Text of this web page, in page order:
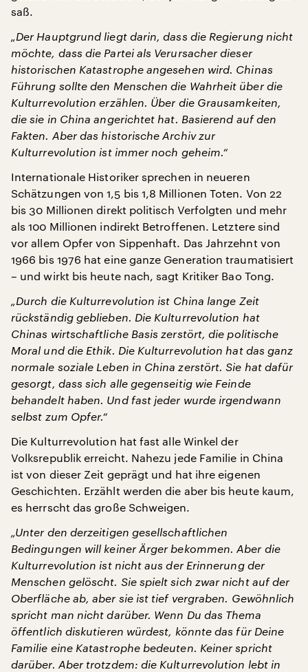
saß.
„Der Hauptgrund liegt darin, dass die Regierung nicht
möchte, dass die Partei als Verursacher dieser
historischen Katastrophe angesehen wird. Chinas
Führung sollte den Menschen die Wahrheit über die
Kulturrevolution erzählen. Über die Grausamkeiten,
die sie in China angerichtet hat. Basierend auf den
Fakten. Aber das historische Archiv zur
Kulturrevolution ist immer noch geheim.“
Internationale Historiker sprechen in neueren
Schätzungen von 1,5 bis 1,8 Millionen Toten. Von 22
bis 30 Millionen direkt politisch Verfolgten und mehr
als 100 Millionen indirekt Betroffenen. Letztere sind
vor allem Opfer von Sippenhaft. Das Jahrzehnt von
1966 bis 1976 hat eine ganze Generation traumatisiert
– und wirkt bis heute nach, sagt Kritiker Bao Tong.
„Durch die Kulturrevolution ist China lange Zeit
rückständig geblieben. Die Kulturrevolution hat
Chinas wirtschaftliche Basis zerstört, die politische
Moral und die Ethik. Die Kulturrevolution hat das ganz
normale soziale Leben in China zerstört. Sie hat dafür
gesorgt, dass sich alle gegenseitig wie Feinde
behandelt haben. Und fast jeder wurde irgendwann
selbst zum Opfer.“
Die Kulturrevolution hat fast alle Winkel der
Volksrepublik erreicht. Nahezu jede Familie in China
ist von dieser Zeit geprägt und hat ihre eigenen
Geschichten. Erzählt werden die aber bis heute kaum,
es herrscht das große Schweigen.
„Unter den derzeitigen gesellschaftlichen
Bedingungen will keiner Ärger bekommen. Aber die
Kulturrevolution ist nicht aus der Erinnerung der
Menschen gelöscht. Sie spielt sich zwar nicht auf der
Oberfläche ab, aber sie ist tief vergraben. Gewöhnlich
spricht man nicht darüber. Wenn Du das Thema
öffentlich diskutieren würdest, könnte das für Deine
Familie eine Katastrophe bedeuten. Keiner spricht
darüber. Aber trotzdem: die Kulturrevolution lebt in